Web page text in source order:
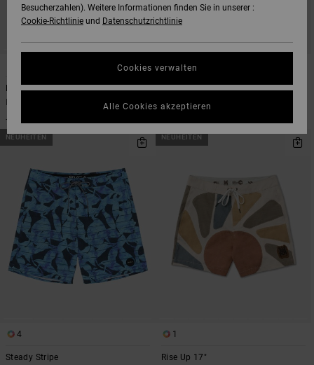
Northern 18"
Männer Braun Boardshorts
70,00 €
2
VA Elastic
Männer Multi Schwimmshorts
60,00 €
NEUHEITEN
4
Steady Stripe
NEUHEITEN
1
Rise Up 17"
Besucherzahlen). Weitere Informationen finden Sie in unserer :
Cookie-Richtlinie und Datenschutzrichtlinie
Cookies verwalten
Alle Cookies akzeptieren